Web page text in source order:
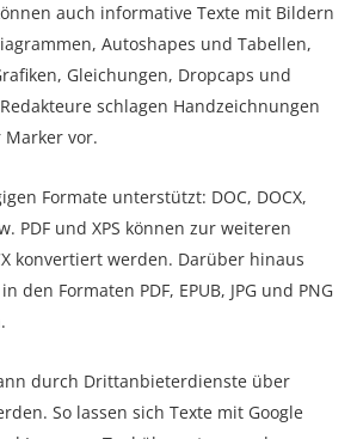
auch informative Texte mit Bildern
Autoshapes und Tabellen,
Gleichungen, Dropcaps und
schlagen Handzeichnungen
vor.
Formate unterstützt: DOC, DOCX,
PDF und XPS können zur weiteren
konvertiert werden. Darüber hinaus
den Formaten PDF, EPUB, JPG und PNG
durch Drittanbieterdienste über
So lassen sich Texte mit Google